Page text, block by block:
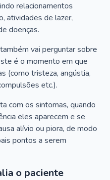
relacionamentos
atividades de lazer,
doenças.
vai perguntar sobre
é o momento em que
(como tristeza, angústia,
etc.).
com os sintomas, quando
eles aparecem e se
alívio ou piora, de modo
pontos a serem
o paciente